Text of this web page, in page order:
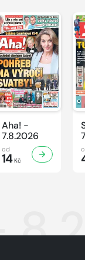
Aha! -
7.8.2026
od
14Kč